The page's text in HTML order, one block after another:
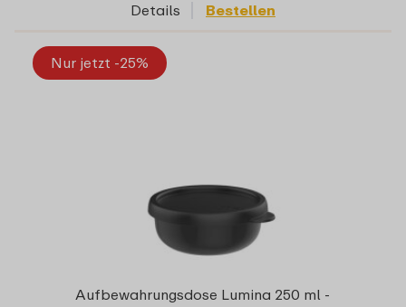
Details Bestellen
Nur jetzt -25%
Aufbewahrungsdose Lumina 250 ml -